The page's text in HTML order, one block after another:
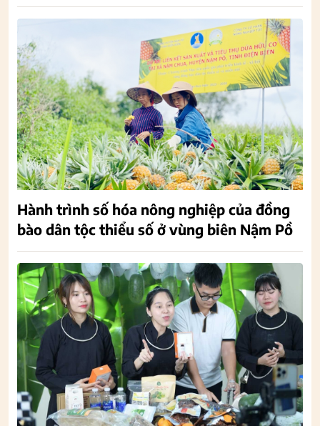
Hành trình số hóa nông nghiệp của đồng
bào dân tộc thiểu số ở vùng biên Nậm Pồ